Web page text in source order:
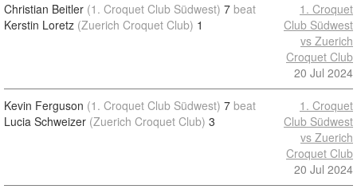
Christian Beitler (1. Croquet Club Südwest) 7 beat
Kerstin Loretz (Zuerich Croquet Club) 1
1. Croquet
Club Südwest
vs Zuerich
Croquet Club
20 Jul 2024
Kevin Ferguson (1. Croquet Club Südwest) 7 beat
Lucia Schweizer (Zuerich Croquet Club) 3
1. Croquet
Club Südwest
vs Zuerich
Croquet Club
20 Jul 2024